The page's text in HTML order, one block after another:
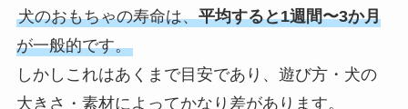
犬のおもちゃの寿命は、平均すると1週間〜3か月
が一般的です。
しかしこれはあくまで目安であり、遊び方・犬の
大きさ・素材によってかなり差があります。